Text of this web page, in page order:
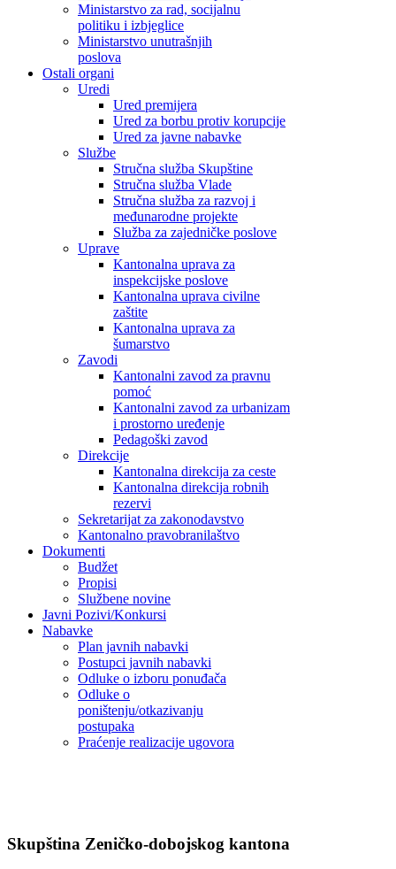
Ministarstvo za rad, socijalnu
politiku i izbjeglice
Ministarstvo unutrašnjih
poslova
Ostali organi
Uredi
Ured premijera
Ured za borbu protiv korupcije
Ured za javne nabavke
Službe
Stručna služba Skupštine
Stručna služba Vlade
Stručna služba za razvoj i
međunarodne projekte
Služba za zajedničke poslove
Uprave
Kantonalna uprava za
inspekcijske poslove
Kantonalna uprava civilne
zaštite
Kantonalna uprava za
šumarstvo
Zavodi
Kantonalni zavod za pravnu
pomoć
Kantonalni zavod za urbanizam
i prostorno uređenje
Pedagoški zavod
Direkcije
Kantonalna direkcija za ceste
Kantonalna direkcija robnih
rezervi
Sekretarijat za zakonodavstvo
Kantonalno pravobranilaštvo
Dokumenti
Budžet
Propisi
Službene novine
Javni Pozivi/Konkursi
Nabavke
Plan javnih nabavki
Postupci javnih nabavki
Odluke o izboru ponuđača
Odluke o
poništenju/otkazivanju
postupaka
Praćenje realizacije ugovora
Skupština Zeničko-dobojskog kantona